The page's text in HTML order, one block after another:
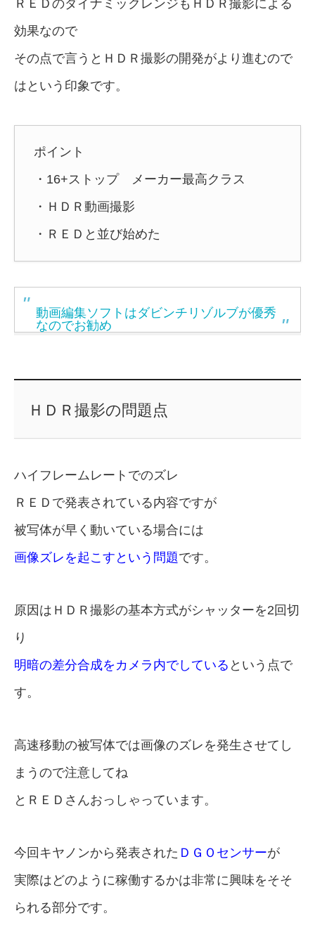
ＲＥＤのダイナミックレンジもＨＤＲ撮影による
効果なので
その点で言うとＨＤＲ撮影の開発がより進むので
はという印象です。
ポイント
・16+ストップ メーカー最高クラス
・ＨＤＲ動画撮影
・ＲＥＤと並び始めた
動画編集ソフトはダビンチリゾルブが優秀
なのでお勧め
ＨＤＲ撮影の問題点
ハイフレームレートでのズレ
ＲＥＤで発表されている内容ですが
被写体が早く動いている場合には
画像ズレを起こすという問題です。
原因はＨＤＲ撮影の基本方式がシャッターを2回切
り
明暗の差分合成をカメラ内でしている という点で
す。
高速移動の被写体では画像のズレを発生させてし
まうので注意してね
とＲＥＤさんおっしゃっています。
今回キヤノンから発表された ＤＧＯセンサーが
実際はどのように稼働するかは非常に興味をそそ
られる部分です。